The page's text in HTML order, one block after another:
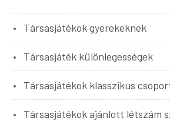
Társasjátékok gyerekeknek
Társasjáték különlegességek
Társasjátékok klasszikus
Társasjátékok ajánlott létszám